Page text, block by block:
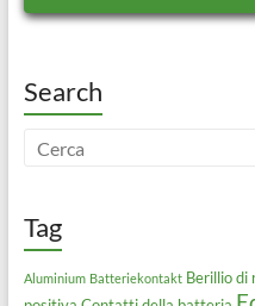
Search
Tag
Aluminium Batteriekontakt Berillio di